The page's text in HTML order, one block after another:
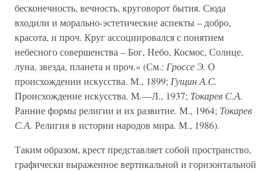
бесконечность, вечность, круговорот бытия. Сюда
входили и морально-эстетические аспекты – добро,
красота, и проч. Круг ассоциировался с понятием
небесного совершенства – Бог, Небо, Космос, Солнце,
луна, звезда, планета и проч.» (См.: Гроссе Э. О
происхождении искусства. М., 1899; Гущин А.С.
Происхождение искусства. М.—Л., 1937; Токарев С.А.
Ранние формы религии и их развитие. М., 1964; Токарев
С.А. Религия в истории народов мира. М., 1986).
Таким образом, крест представляет собой пространство,
графически выраженное вертикальной и горизонтальной